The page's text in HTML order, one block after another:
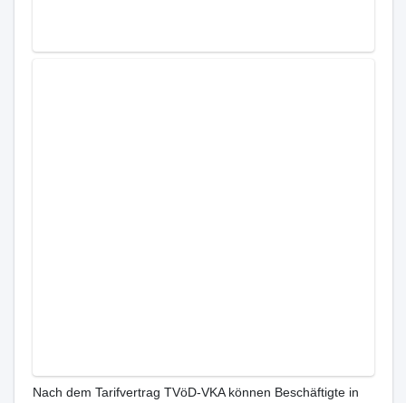
Nach dem Tarifvertrag TVöD-VKA können Beschäftigte in